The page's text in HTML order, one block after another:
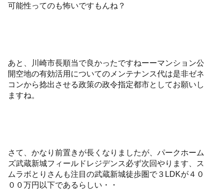
可能性ってのも怖いですもんね？
あと、川崎市長順当で良かったですねーーマンション公
開空地の有効活用についてのメンテナンス代は是非ゼネ
コンから捻出させる政策の政令指定都市としてお願いし
ますね。
さて、かなり前置きが長くなりましたが、パークホーム
ズ武蔵新城フィールドレジデンス必ず次回やります、ス
ムラボとりさんも注目の武蔵新城徒歩圏で３LDKが４０
００万円以下であるらしい・・